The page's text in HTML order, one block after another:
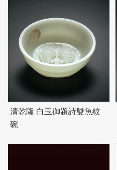
清乾隆 白玉御題詩雙魚紋
碗